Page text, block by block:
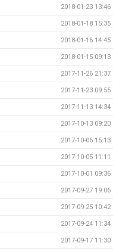
2018-01-23 13:46
2018-01-18 15:35
2018-01-16 14:45
2018-01-15 09:13
2017-11-26 21:37
2017-11-23 09:55
2017-11-13 14:34
2017-10-13 09:20
2017-10-06 15:13
2017-10-05 11:11
2017-10-01 09:36
2017-09-27 19:06
2017-09-25 10:42
2017-09-24 11:34
2017-09-17 11:30